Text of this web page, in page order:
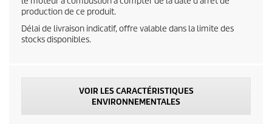
e
production de ce produit.
Délai de livraison indicatif, offre valable dans la limite des
stocks disponibles.
VOIR LES CARACTÉRISTIQUES
ENVIRONNEMENTALES